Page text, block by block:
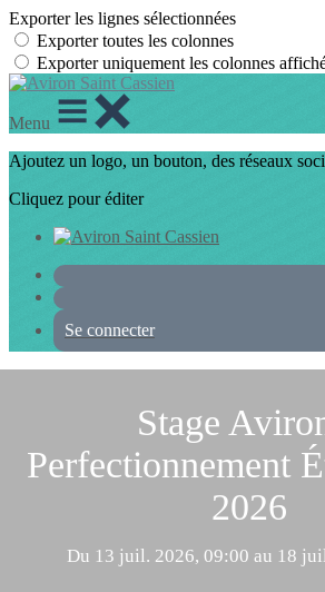
Exporter les lignes sélectionnées
Exporter toutes les colonnes
Exporter uniquement les colonnes
Menu
Ajoutez un logo, un bouton, des réseaux
Cliquez pour éditer
Se connecter
Stage
Perfectionnement
2026
Du 13 juil. 2026, 09:00 au 18